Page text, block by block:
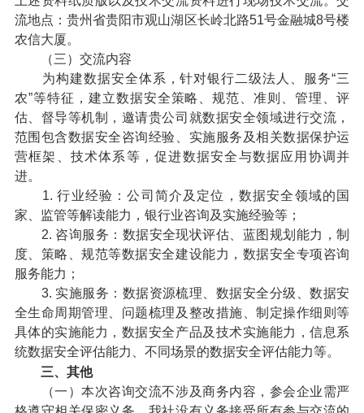
流地点：贵州省贵阳市观山湖区长岭北路51号金融城8号楼
农信大厦。
（三）交流内容
为构建数据安全体系，针对银行二级法人、服务“三
农”等特征，建立数据安全策略、规范、准则、管理、评
估、督导等机制，邀请贵公司就数据安全领域进行交流，
范围包含数据安全咨询经验、实施服务及相关数据保护运
营框架、技术体系等，促进数据安全与数据应用协调并
进。
1. 行业经验：公司简介及定位，数据安全领域的国
家、监管等解读能力，银行业咨询及实施经验等；
2. 咨询服务：数据安全现状评估、蓝图规划能力，制
度、策略、规范等数据安全建设能力，数据安全专项咨询
服务能力；
3. 实施服务：数据资源梳理、数据安全分级、数据安
全生命周期管理、问题梳理及整改措施、制定操作细则等
具体的实施能力，数据安全产品及技术实施能力，信息系
统数据安全评估能力、不同场景的数据安全评估能力等。
三、其他
（一）本次咨询交流不涉及商务内容，参会企业需严